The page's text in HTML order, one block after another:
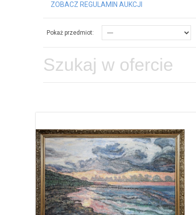
ZOBACZ REGULAMIN AUKCJI
Pokaż przedmiot: